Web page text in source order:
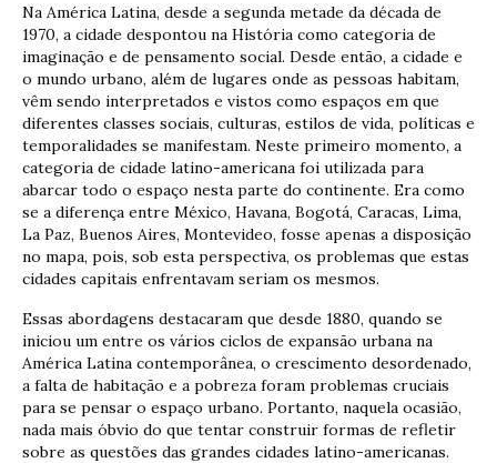
Na América Latina, desde a segunda metade da década de
1970, a cidade despontou na História como categoria de
imaginação e de pensamento social. Desde então, a cidade e
o mundo urbano, além de lugares onde as pessoas habitam,
vêm sendo interpretados e vistos como espaços em que
diferentes classes sociais, culturas, estilos de vida, políticas e
temporalidades se manifestam. Neste primeiro momento, a
categoria de cidade latino-americana foi utilizada para
abarcar todo o espaço nesta parte do continente. Era como
se a diferença entre México, Havana, Bogotá, Caracas, Lima,
La Paz, Buenos Aires, Montevideo, fosse apenas a disposição
no mapa, pois, sob esta perspectiva, os problemas que estas
cidades capitais enfrentavam seriam os mesmos.
Essas abordagens destacaram que desde 1880, quando se
iniciou um entre os vários ciclos de expansão urbana na
América Latina contemporânea, o crescimento desordenado,
a falta de habitação e a pobreza foram problemas cruciais
para se pensar o espaço urbano. Portanto, naquela ocasião,
nada mais óbvio do que tentar construir formas de refletir
sobre as questões das grandes cidades latino-americanas.